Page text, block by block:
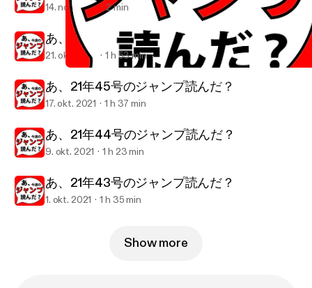
あ、今週のジャンプ読んだ？【あこジャン】（週刊少年漫画レビュ
14. nov. 2021 2 min
あ、21年46号のジャンプ読んだ？
21. okt. 2021 1 h 53 min
あ、21年45号のジャンプ読んだ？
17. okt. 2021 1 h 37 min
あ、21年44号のジャンプ読んだ？
9. okt. 2021 1 h 23 min
あ、21年43号のジャンプ読んだ？
1. okt. 2021 1 h 35 min
Show more